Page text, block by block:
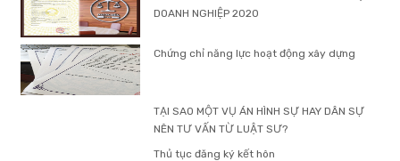
DOANH NGHIỆP 2020
Chứng chỉ năng lực hoạt động xây dựng
TẠI SAO MỘT VỤ ÁN HÌNH SỰ HAY DÂN SỰ
NÊN TƯ VẤN TỪ LUẬT SƯ?
Thủ tục đăng ký kết hôn